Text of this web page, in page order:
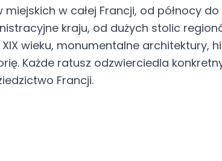
w całej Francji, od północy do
kraju, od dużych stolic
wieku, monumentalne architektury,
Każde ratusz odzwierciedla
Francji.